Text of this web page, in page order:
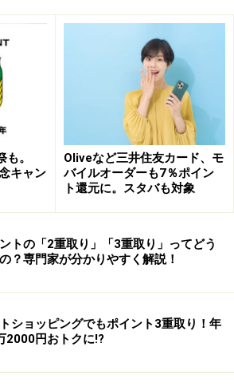
より、いわばポイント交換の海に乗
でしょう。アンケート・登録・資料
イントは半現金化できます。
アにより、ポイント現金化の大海原
イント還元率が高く数千ポイントを
うなサイトはほかにありません。
pointi.jp/）は悪くはないのですが、
わけではない上、アルバイトの口コ
50円相当）で何度でもできますと
由で楽天で買い物をすれば1%還元で
二重取りとか、わたしとしては少し
。
キャン
Oliveなど三井住友カード、モ
バイルオーダーも7％ポイン
ト還元に。スタバも対象
トの「2重取り」「3重取り」ってどう
？専門家が分かりやすく解説！
ショッピングでもポイント3重取り！年
2000円おトクに!?